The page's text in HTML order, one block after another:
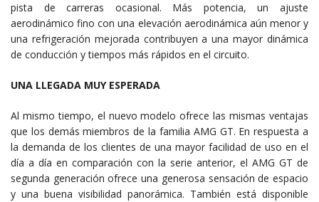
pista de carreras ocasional. Más potencia, un ajuste
aerodinámico fino con una elevación aerodinámica aún menor y
una refrigeración mejorada contribuyen a una mayor dinámica
de conducción y tiempos más rápidos en el circuito.
UNA LLEGADA MUY ESPERADA
Al mismo tiempo, el nuevo modelo ofrece las mismas ventajas
que los demás miembros de la familia AMG GT. En respuesta a
la demanda de los clientes de una mayor facilidad de uso en el
día a día en comparación con la serie anterior, el AMG GT de
segunda generación ofrece una generosa sensación de espacio
y una buena visibilidad panorámica. También está disponible